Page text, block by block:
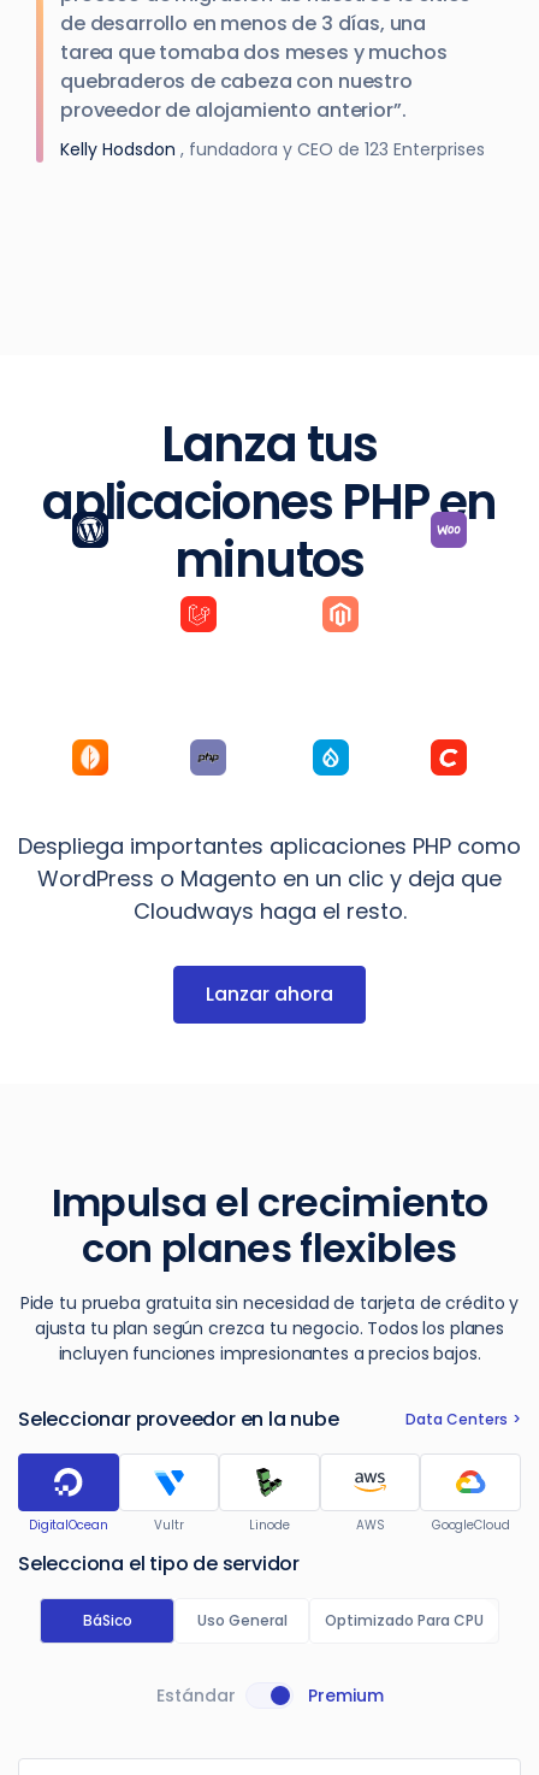
de desarrollo en menos de 3 días, una
tarea que tomaba dos meses y muchos
quebraderos de cabeza con nuestro
proveedor de alojamiento anterior”.
Kelly Hodsdon , fundadora y CEO de 123 Enterprises
Lanza tus
aplicaciones PHP en
minutos
Despliega importantes aplicaciones PHP como
WordPress o Magento en un clic y deja que
Cloudways haga el resto.
Lanzar ahora
Impulsa el crecimiento
con planes flexibles
Pide tu prueba gratuita sin necesidad de tarjeta de crédito y
ajusta tu plan según crezca tu negocio. Todos los planes
incluyen funciones impresionantes a precios bajos.
Seleccionar proveedor en la nube Data Centers
DigitalOcean Vultr Linode AWS GoogleCloud
Selecciona el tipo de servidor
BáSico Uso General Optimizado Para CPU
Estándar Premium